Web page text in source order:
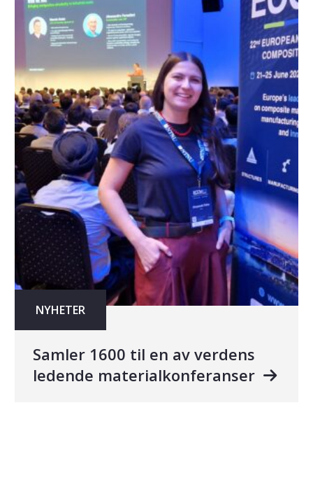
NYHETER
Samler 1600 til en av verdens
ledende materialkonferanser